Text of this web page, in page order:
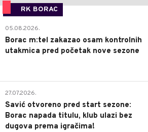
RK BORAC
05.08.2026.
Borac m:tel zakazao osam kontrolnih
utakmica pred početak nove sezone
27.07.2026.
Savić otvoreno pred start sezone:
Borac napada titulu, klub ulazi bez
dugova prema igračima!